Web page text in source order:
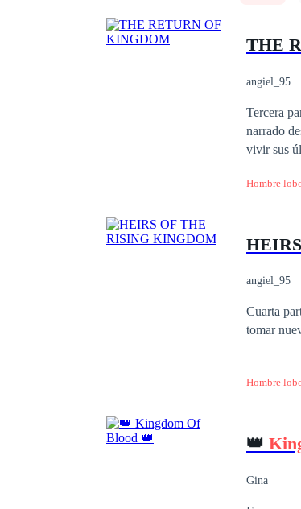
THE
angiel_95
Tercera parte del libro de
narrado
vivir sus
Hombre
angiel_95
Cuarta parte de Alfa King. Liam, Bael,
tomar
Hombre
👑
Gina